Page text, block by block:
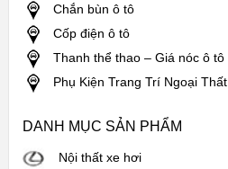
Chắn bùn ô tô
Cốp điện ô tô
Thanh thể thao – Giá nóc ô tô
Phụ Kiện Trang Trí Ngoại Thất
DANH MỤC SẢN PHẨM
Nội thất xe hơi